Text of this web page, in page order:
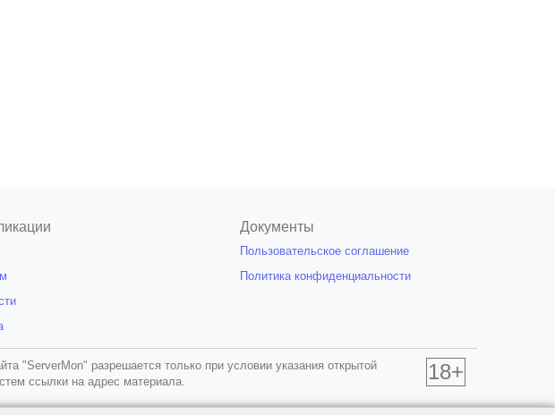
Документы
Пользовательское соглашение
Политика конфиденциальности
"ServerMon" разрешается только при условии указания открытой
ссылки на адрес материала.
18+